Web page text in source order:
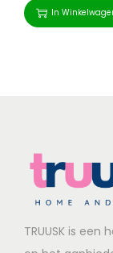
In
TRUUSK is